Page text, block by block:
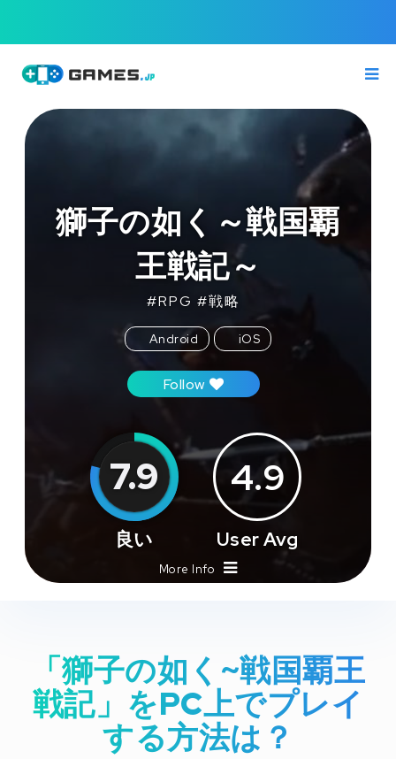
獅子の如く～戦国覇
王戦記～
#RPG #戦略
Android iOS
Follow
7.9
良い
4.9
User Avg
More Info
「獅子の如く~戦国覇王
戦記」をPC上でプレイ
する方法は？